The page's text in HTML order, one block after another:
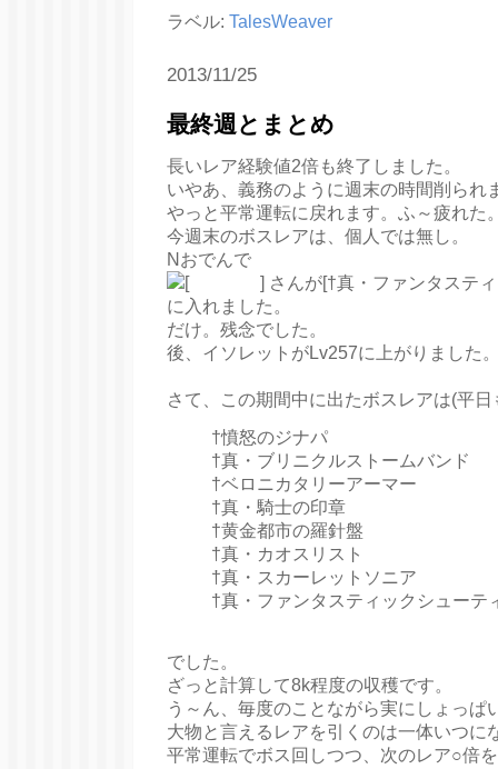
ラベル: TalesWeaver
2013/11/25
最終週とまとめ
長いレア経験値2倍も終了しました。
いやあ、義務のように週末の時間削られ
やっと平常運転に戻れます。ふ～疲れた
今週末のボスレアは、個人では無し。
Nおでんで
だけ。残念でした。
後、イソレットがLv257に上がりました
さて、この期間中に出たボスレアは(平日
†憤怒のジナパ
†真・ブリニクルストームバンド
†ベロニカタリーアーマー
†真・騎士の印章
†黄金都市の羅針盤
†真・カオスリスト
†真・スカーレットソニア
†真・ファンタスティックシューテ
でした。
ざっと計算して8k程度の収穫です。
う～ん、毎度のことながら実にしょっぱ
大物と言えるレアを引くのは一体いつ
平常運転でボス回しつつ、次のレア○倍